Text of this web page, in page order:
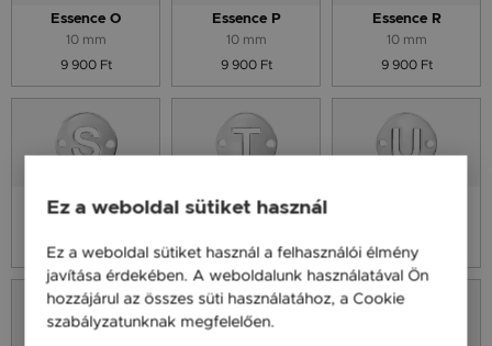
Essence O
10 mm
9 900 Ft
Essence P
10 mm
9 900 Ft
Essence R
10 mm
9 900 Ft
Essence S
9 900 Ft
Essence T
9 900 Ft
9 900 Ft
Ez a weboldal sütiket használ
Ez a weboldal sütiket használ a felhasználói élmény
javítása érdekében. A weboldalunk használatával Ön
hozzájárul az összes süti használatához, a Cookie
szabályzatunknak megfelelően.